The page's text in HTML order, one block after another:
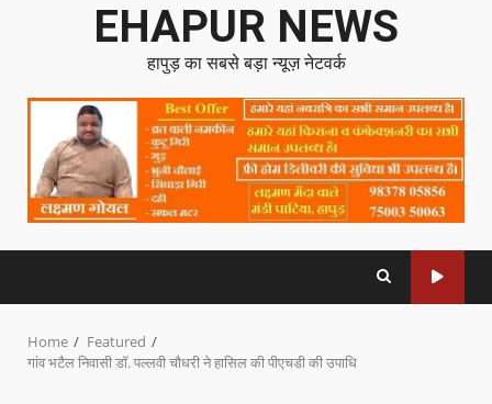
EHAPUR NEWS
हापुड़ का सबसे बड़ा न्यूज़ नेटवर्क
Home
Featured
गांव भटैल निवासी डॉ. पल्लवी चौधरी ने हासिल की पीएचडी की उपाधि